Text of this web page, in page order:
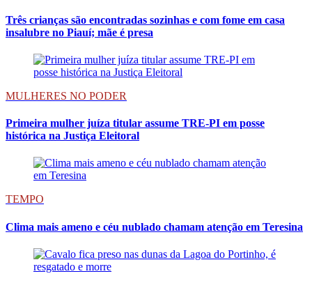
Três crianças são encontradas sozinhas e com fome em casa
insalubre no Piauí; mãe é presa
MULHERES NO PODER
Primeira mulher juíza titular assume TRE-PI em posse
histórica na Justiça Eleitoral
TEMPO
Clima mais ameno e céu nublado chamam atenção em Teresina